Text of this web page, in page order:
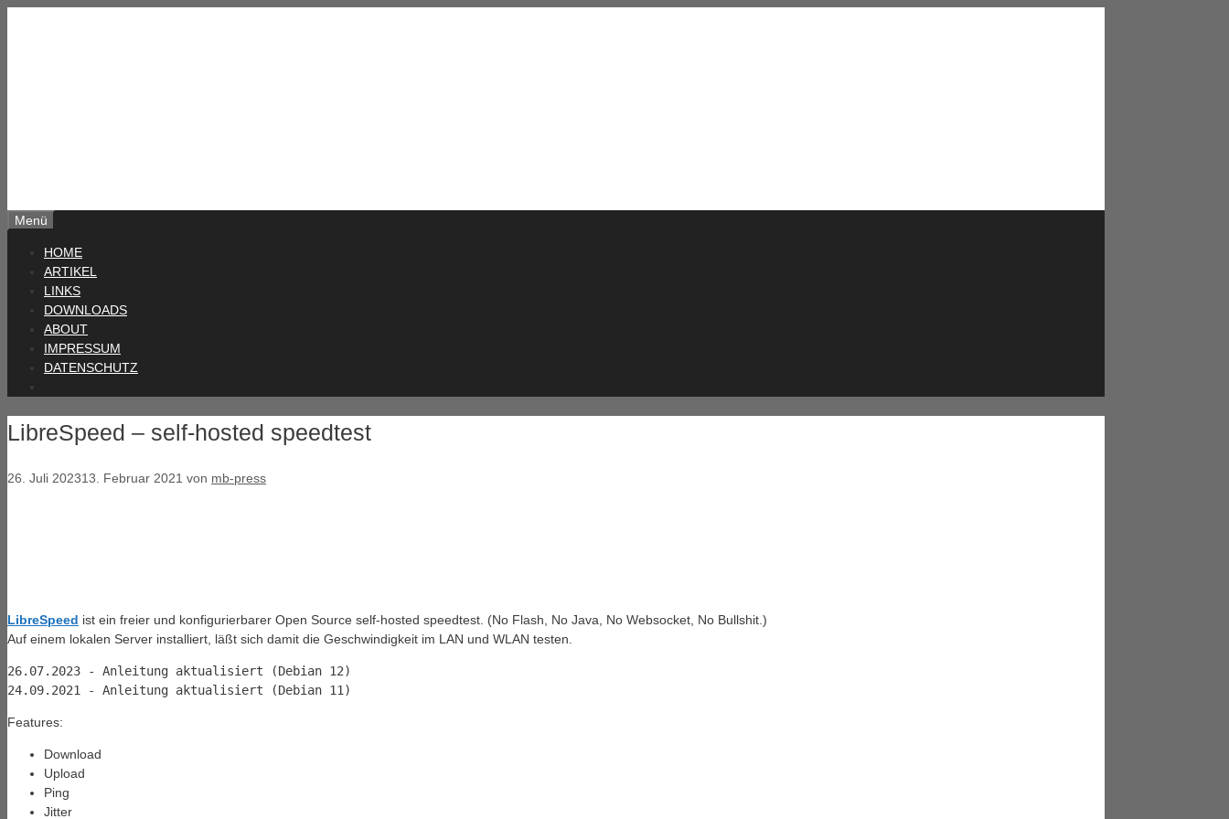
Menü
HOME
ARTIKEL
LINKS
DOWNLOADS
ABOUT
IMPRESSUM
DATENSCHUTZ
LibreSpeed – self-hosted speedtest
26. Juli 202313. Februar 2021 von mb-press
LibreSpeed ist ein freier und konfigurierbarer Open Source self-hosted speedtest. (No Flash, No Java, No Websocket, No Bullshit.)
Auf einem lokalen Server installiert, läßt sich damit die Geschwindigkeit im LAN und WLAN testen.
26.07.2023 - Anleitung aktualisiert (Debian 12)
24.09.2021 - Anleitung aktualisiert (Debian 11)
Features:
Download
Upload
Ping
Jitter